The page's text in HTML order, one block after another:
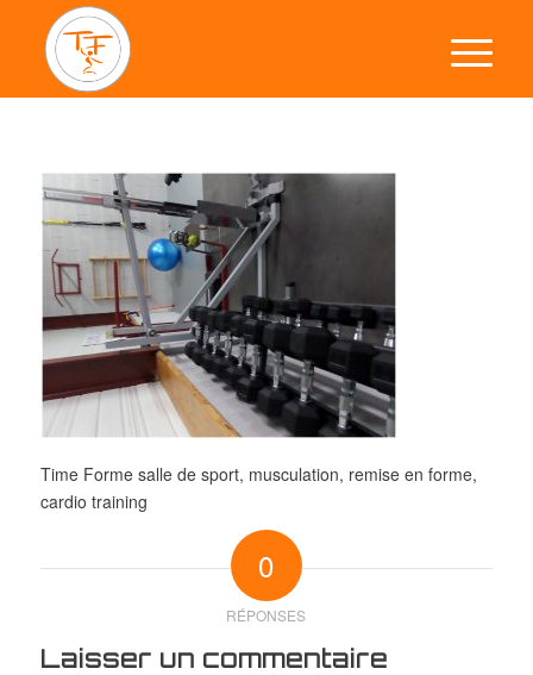
Time Forme salle de sport, musculation, remise en forme,
cardio training
0
RÉPONSES
Laisser un commentaire